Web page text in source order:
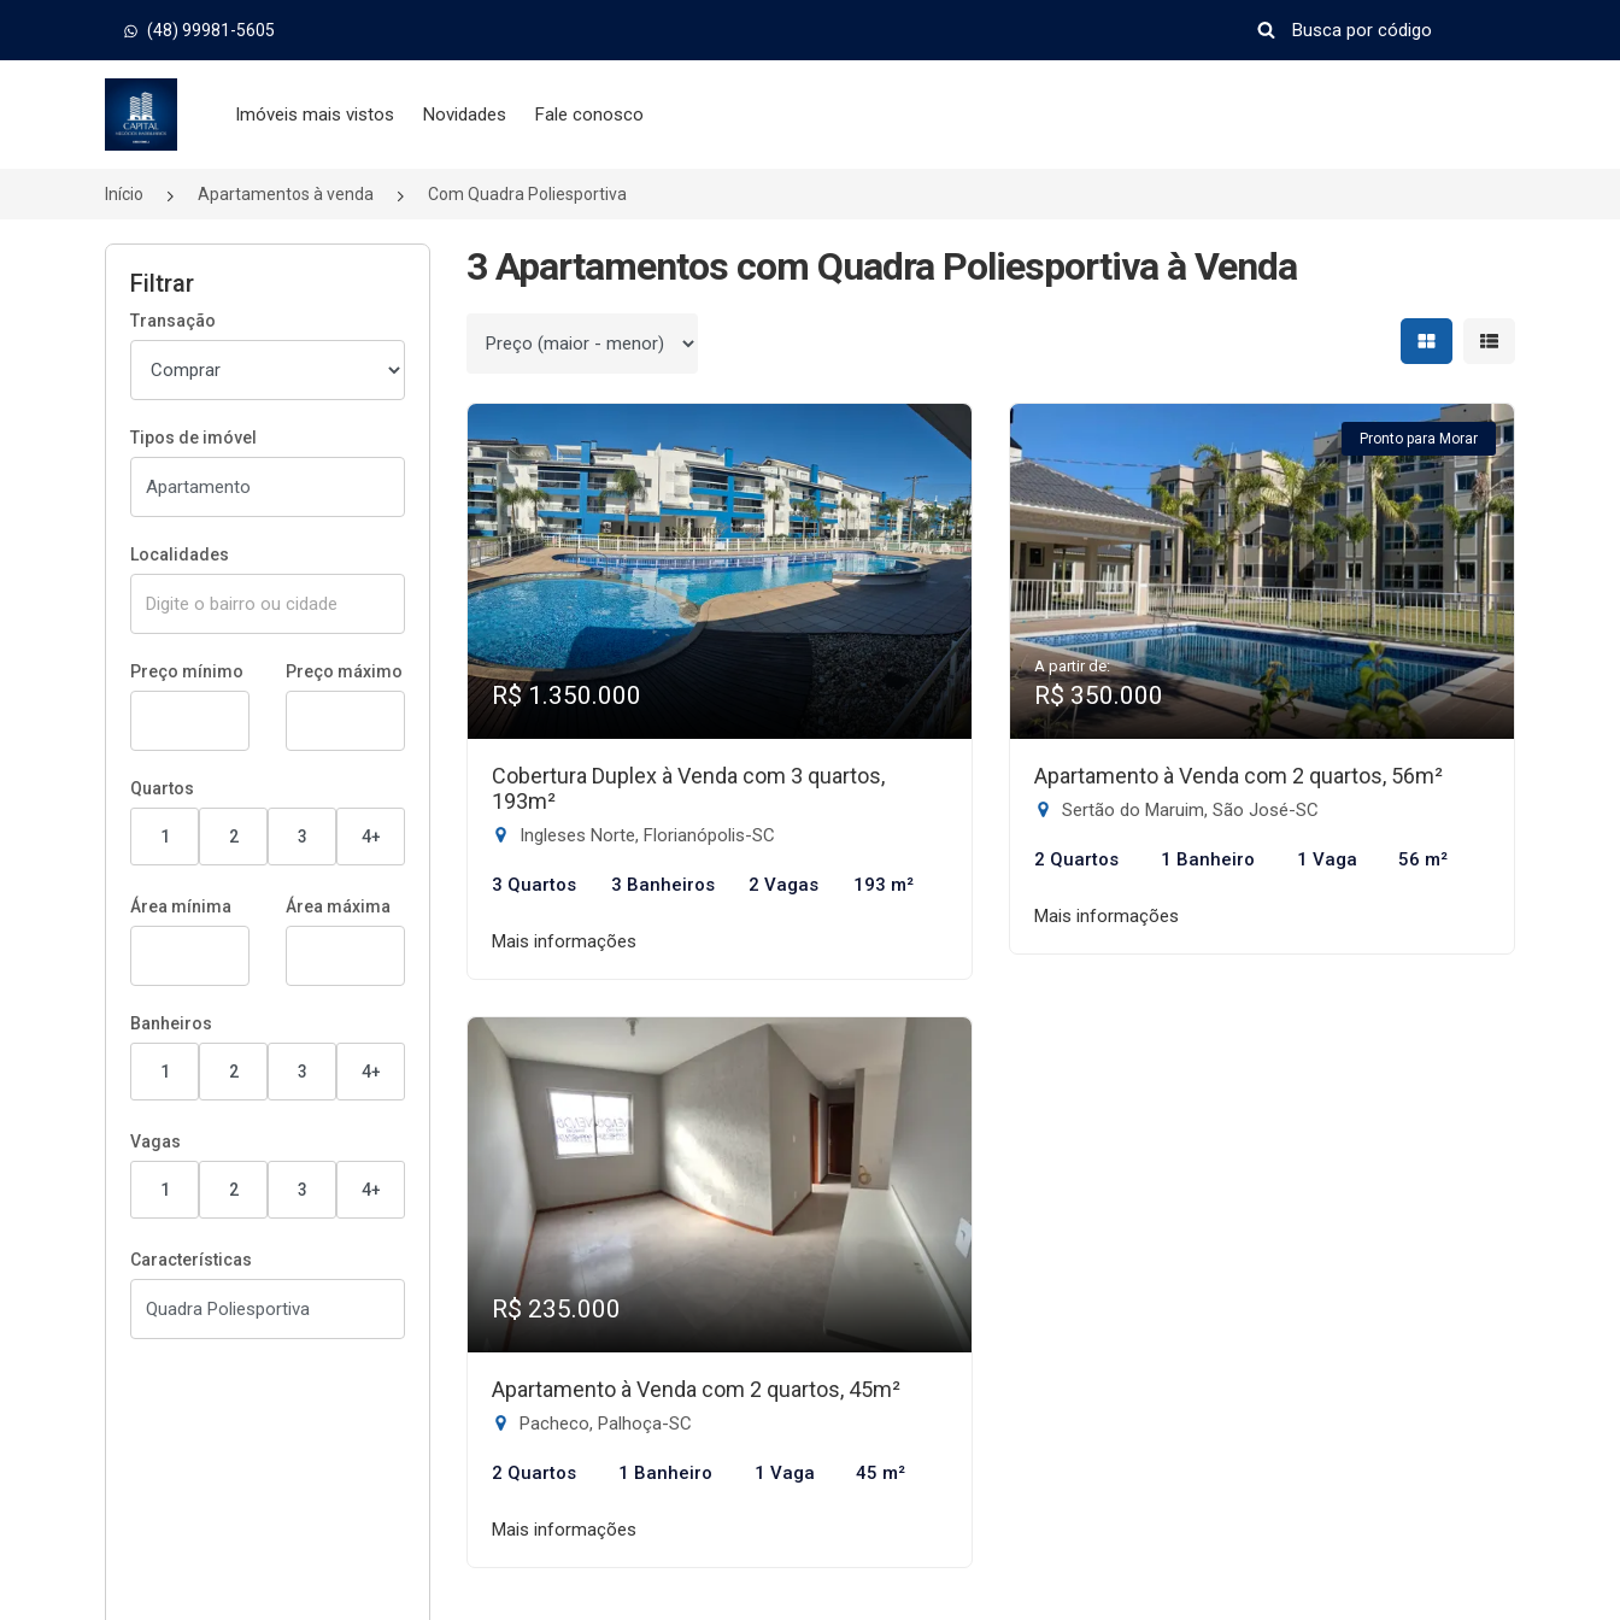
(48) 99981-5605
Página inicial
Imóveis mais vistos Novidades Fale conosco
Início Apartamentos à venda Com Quadra Poliesportiva
Filtrar
Transação
Tipos de imóvel
Localidades
Preço mínimo Preço máximo
Quartos
1 2 3 4+
Área mínima Área máxima
Banheiros
1 2 3 4+
Vagas
1 2 3 4+
Características
3 Apartamentos com Quadra Poliesportiva à Venda
Ordenar por Mostrar resultados em
Mostrar
R$ 1.350.000
Cobertura Duplex à Venda com 3 quartos,
193m²
Ingleses Norte, Florianópolis-SC
3 Quartos 3 Banheiros 2 Vagas 193 m²
Mais informações
Pronto para Morar
A partir de:
R$ 350.000
Apartamento à Venda com 2 quartos, 56m²
Sertão do Maruim, São José-SC
2 Quartos 1 Banheiro 1 Vaga 56 m²
Mais informações
R$ 235.000
Apartamento à Venda com 2 quartos, 45m²
Pacheco, Palhoça-SC
2 Quartos 1 Banheiro 1 Vaga 45 m²
Mais informações